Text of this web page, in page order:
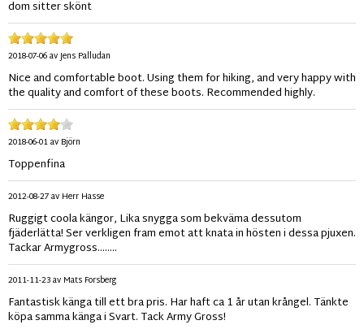
dom sitter skönt
2018-07-06avJens Palludan
Nice and comfortable boot. Using them for hiking, and very happy with
the quality and comfort of these boots. Recommended highly.
2018-06-01av Björn
Toppenfina
2012-08-27av Herr Hasse
Ruggigt coola kängor, Lika snygga som bekväma dessutom
fjäderlätta! Ser verkligen fram emot att knata in hösten i dessa pjuxen.
Tackar Armygross........
2011-11-23av Mats Forsberg
Fantastisk känga till ett bra pris. Har haft ca 1 år utan krångel. Tänkte
köpa samma känga i Svart. Tack Army Gross!